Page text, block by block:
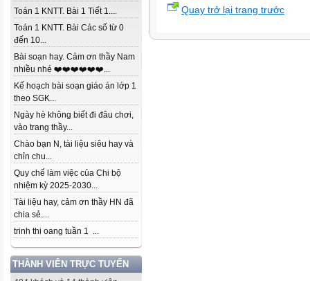
Toán 1 KNTT. Bài 1 Tiết 1....
Toán 1 KNTT. Bài Các số từ 0
đến 10...
Bài soạn hay. Cảm ơn thầy Nam
nhiều nhé ❤️❤️❤️❤️❤️❤️...
Kế hoạch bài soạn giáo án lớp 1
theo SGK...
Ngày hè không biết đi đâu chơi,
vào trang thầy...
Chào bạn N, tài liệu siêu hay và
chỉn chu...
Quy chế làm việc của Chi bộ
nhiệm kỳ 2025-2030...
Tài liệu hay, cảm ơn thầy HN đã
chia sẻ....
trinh thi oang tuần 1 ...
THÀNH VIÊN TRỰC TUYẾN
Quay trở lại trang trước